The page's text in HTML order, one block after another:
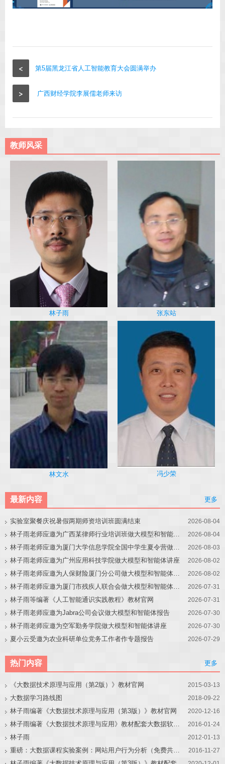
< 第5届黑龙江省人工智能教育大会圆满举办
> 广西财经学院李展儒老师来访
教师风采
林子雨 张东站
林文水 冯少荣
最新内容 更多
实验室聚餐庆祝暑假两期师资培训班圆满结束 2026-08-04
2026-08-04
2026-08-03
林子雨老师应邀为广州应用科技学院做大模型和智能体讲座 2026-08-02
2026-08-02
2026-07-31
林子雨等编著《人工智能通识实践教程》教材官网 2026-07-31
林子雨老师应邀为Jabra公司会议做大模型和智能体报告 2026-07-30
林子雨老师应邀为空军勤务学院做大模型和智能体讲座 2026-07-30
夏小云受邀为农业科研单位党务工作者作专题报告 2026-07-29
热门内容 更多
《大数据技术原理与应用（第2版）》教材官网 2015-03-13
大数据学习路线图 2018-09-22
林子雨编著《大数据技术原理与应用（第3版）》教材官网 2020-12-16
2016-01-24
林子雨 2012-01-13
2016-11-27